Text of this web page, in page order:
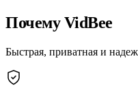
Почему VidBee
Быстрая, приватная и